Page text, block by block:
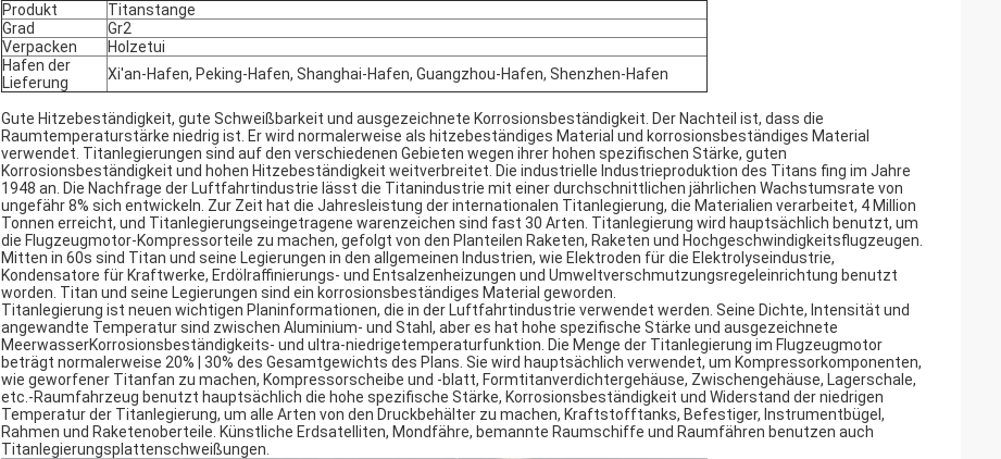
Produkt
Titanstange
Grad
Gr2
Verpacken
Holzetui
Hafen der
Lieferung
Xi'an-Hafen, Peking-Hafen, Shanghai-Hafen, Guangzhou-Hafen, Shenzhen-Hafen
Gute Hitzebeständigkeit, gute Schweißbarkeit und ausgezeichnete Korrosionsbeständigkeit. Der Nachteil ist, dass die
Raumtemperaturstärke niedrig ist. Er wird normalerweise als hitzebeständiges Material und korrosionsbeständiges Material
verwendet. Titanlegierungen sind auf den verschiedenen Gebieten wegen ihrer hohen spezifischen Stärke, guten
Korrosionsbeständigkeit und hohen Hitzebeständigkeit weitverbreitet. Die industrielle Industrieproduktion des Titans fing im Jahre
1948 an. Die Nachfrage der Luftfahrtindustrie lässt die Titanindustrie mit einer durchschnittlichen jährlichen Wachstumsrate von
ungefähr 8% sich entwickeln. Zur Zeit hat die Jahresleistung der internationalen Titanlegierung, die Materialien verarbeitet, 4 Million
Tonnen erreicht, und Titanlegierungseingetragene warenzeichen sind fast 30 Arten. Titanlegierung wird hauptsächlich benutzt, um
die Flugzeugmotor-Kompressorteile zu machen, gefolgt von den Planteilen Raketen, Raketen und Hochgeschwindigkeitsflugzeugen.
Mitten in 60s sind Titan und seine Legierungen in den allgemeinen Industrien, wie Elektroden für die Elektrolyseindustrie,
Kondensatore für Kraftwerke, Erdölraffinierungs- und Entsalzenheizungen und Umweltverschmutzungsregeleinrichtung benutzt
worden. Titan und seine Legierungen sind ein korrosionsbeständiges Material geworden.
Titanlegierung ist neuen wichtigen Planinformationen, die in der Luftfahrtindustrie verwendet werden. Seine Dichte, Intensität und
angewandte Temperatur sind zwischen Aluminium- und Stahl, aber es hat hohe spezifische Stärke und ausgezeichnete
MeerwasserKorrosionsbeständigkeits- und ultra-niedrigetemperaturfunktion. Die Menge der Titanlegierung im Flugzeugmotor
beträgt normalerweise 20% | 30% des Gesamtgewichts des Plans. Sie wird hauptsächlich verwendet, um Kompressorkomponenten,
wie geworfener Titanfan zu machen, Kompressorscheibe und -blatt, Formtitanverdichtergehäuse, Zwischengehäuse, Lagerschale,
etc.-Raumfahrzeug benutzt hauptsächlich die hohe spezifische Stärke, Korrosionsbeständigkeit und Widerstand der niedrigen
Temperatur der Titanlegierung, um alle Arten von den Druckbehälter zu machen, Kraftstofftanks, Befestiger, Instrumentbügel,
Rahmen und Raketenoberteile. Künstliche Erdsatelliten, Mondfähre, bemannte Raumschiffe und Raumfähren benutzen auch
Titanlegierungsplattenschweißungen.